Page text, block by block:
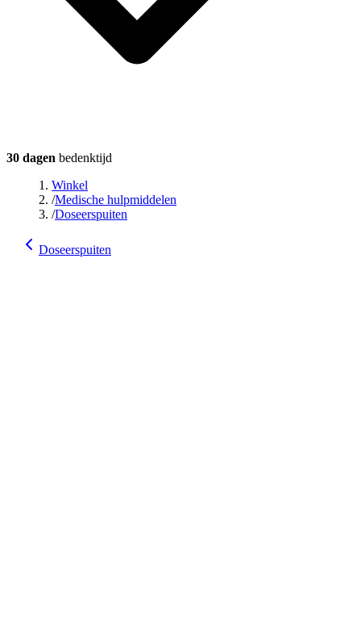
30 dagen bedenktijd
Winkel
/Medische hulpmiddelen
/Doseerspuiten
Doseerspuiten